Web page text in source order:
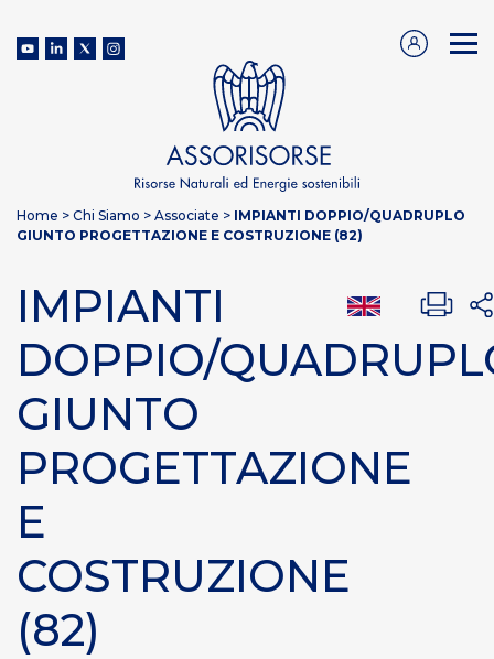
Home > Chi Siamo > Associate > IMPIANTI DOPPIO/QUADRUPLO
GIUNTO PROGETTAZIONE E COSTRUZIONE (82)
IMPIANTI
DOPPIO/
GIUNTO
PROGETTAZIONE
E
COSTRUZIONE
(82)